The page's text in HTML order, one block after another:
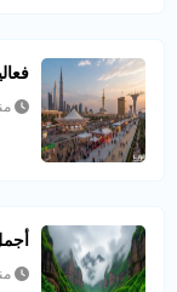
فعاليات
منذ
منذ